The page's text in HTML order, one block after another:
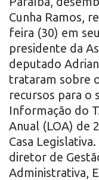
Cunha Ramos,
feira (30) em
presidente da
deputado
trataram sobre
recursos para o
Informação do
Anual (LOA) de
Casa
diretor de
Administrativa,